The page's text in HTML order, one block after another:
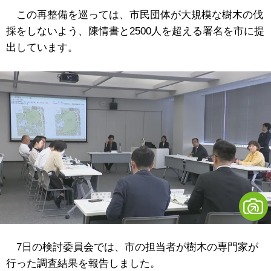
この再整備を巡っては、市民団体が大規模な樹木の伐
採をしないよう、陳情書と2500人を超える署名を市に提
出しています。
7日の検討委員会では、市の担当者が樹木の専門家が
行った調査結果を報告しました。